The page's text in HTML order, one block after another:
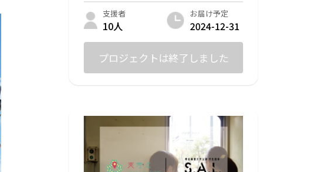
支援者
10人
お届け予定
2024-12-31
プロジェクトは終了しました